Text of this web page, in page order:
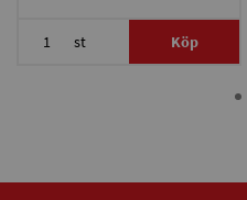
st Köp